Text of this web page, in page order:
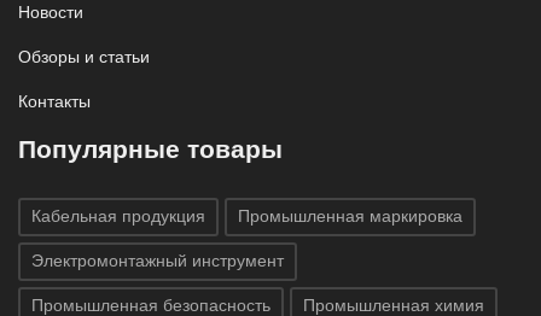
Новости
Обзоры и статьи
Контакты
Популярные товары
Кабельная продукция Промышленная маркировка
Электромонтажный инструмент
Промышленная безопасность Промышленная химия